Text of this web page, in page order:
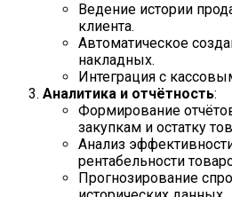
Ведение истории
клиента.
Автоматическое
накладных.
Интеграция с
Аналитика и отчётность:
Формирование
закупкам и остатку
Анализ
рентабельности
Прогнозирование